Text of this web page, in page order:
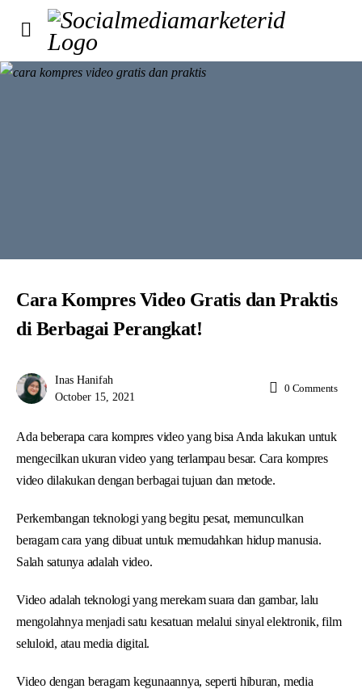
Cara Kompres Video Gratis dan Praktis
di Berbagai Perangkat!
Inas Hanifah
October 15, 2021
0 Comments
Ada beberapa cara kompres video yang bisa Anda lakukan untuk
mengecilkan ukuran video yang terlampau besar. Cara kompres
video dilakukan dengan berbagai tujuan dan metode.
Perkembangan teknologi yang begitu pesat, memunculkan
beragam cara yang dibuat untuk memudahkan hidup manusia.
Salah satunya adalah video.
Video adalah teknologi yang merekam suara dan gambar, lalu
mengolahnya menjadi satu kesatuan melalui sinyal elektronik, film
seluloid, atau media digital.
Video dengan beragam kegunaannya, seperti hiburan, media